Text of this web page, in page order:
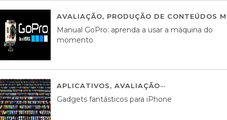
AVALIAÇÃO, PRODUÇÃO DE CONTEÚDOS
Manual GoPro: aprenda a usar a máquina do
momento
APLICATIVOS, AVALIAÇÃO
Gadgets fantásticos para iPhone